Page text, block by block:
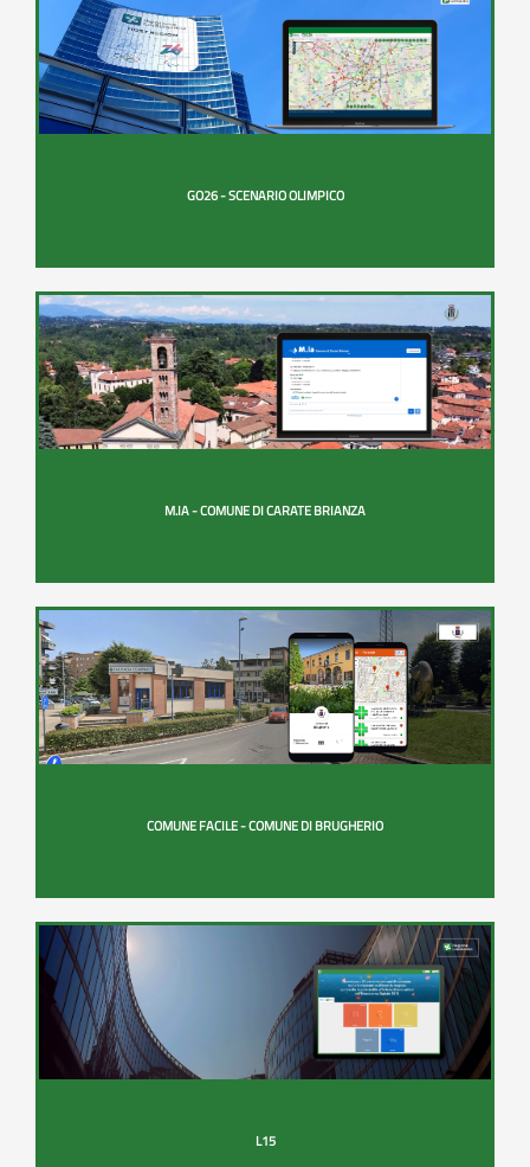
GO26 - SCENARIO OLIMPICO
M.IA - COMUNE DI CARATE BRIANZA
COMUNE FACILE - COMUNE DI BRUGHERIO
L15